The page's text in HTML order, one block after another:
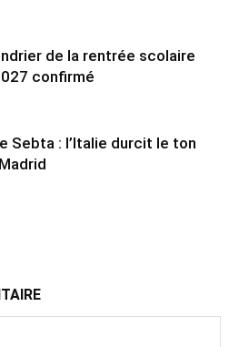
de la rentrée scolaire
confirmé
Sebta : l’Italie durcit le ton